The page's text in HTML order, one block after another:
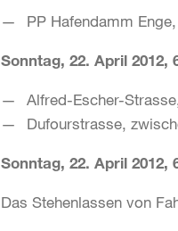
PP Hafendamm
Sonntag, 22. April 2012,
Alfred-Escher-
Dufourstrasse,
Sonntag, 22. April 2012,
Das Stehenlassen von